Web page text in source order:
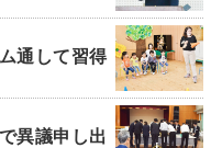
通して習得
異議申し出